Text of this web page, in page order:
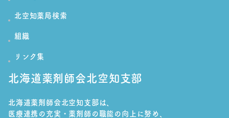
北空知薬局検索
組織
リンク集
北海道薬剤師会北空知支部
北海道薬剤師会北空知支部は、
医療連携の充実・薬剤師の職能の向上に努め、